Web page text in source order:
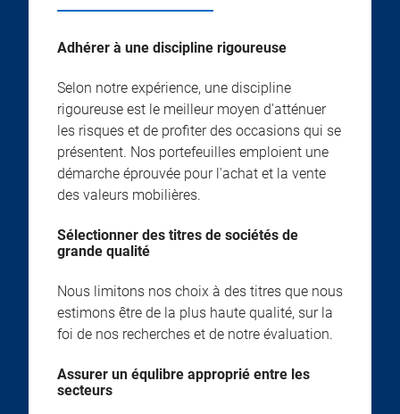
Adhérer à une discipline rigoureuse
Selon notre expérience, une discipline
rigoureuse est le meilleur moyen d'atténuer
les risques et de profiter des occasions qui se
présentent. Nos portefeuilles emploient une
démarche éprouvée pour l'achat et la vente
des valeurs mobilières.
Sélectionner des titres de sociétés de
grande qualité
Nous limitons nos choix à des titres que nous
estimons être de la plus haute qualité, sur la
foi de nos recherches et de notre évaluation.
Assurer un équlibre approprié entre les
secteurs